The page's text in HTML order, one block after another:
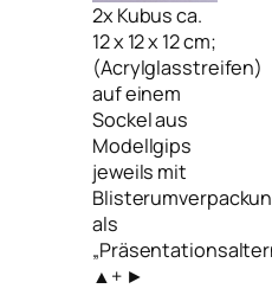
2x Kubus ca.
12 x 12 x 12 cm;
(Acrylglasstreifen)
auf einem
Sockel aus
Modellgips
jeweils mit
als
▲+ ►